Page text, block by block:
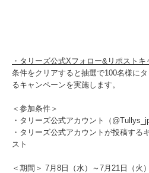
・タリーズ公式Xフォロー&リポストキ
条件をクリアすると抽選で100名様に
るキャンペーンを実施します。
＜参加条件＞
・タリーズ公式アカウント（
・タリーズ公式アカウントが投稿する
スト
＜期間＞ 7月8日（水）～7月21日（火